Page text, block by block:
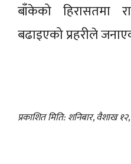
बाँकेको हिरासतमा
बढाइएको प्रहरीले
प्रकाशित मिति: शनिबार, वैशाख